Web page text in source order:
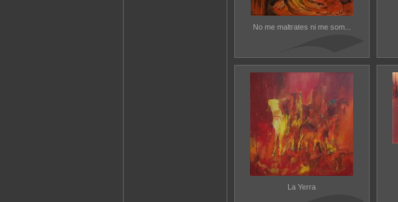
No me maltrates ni me som...
La Yerra